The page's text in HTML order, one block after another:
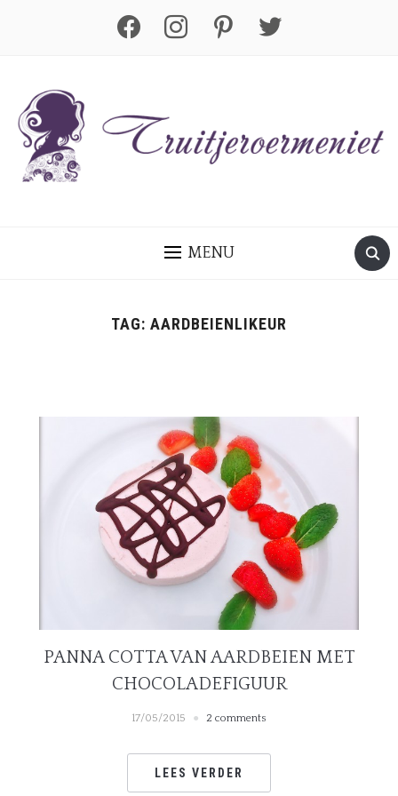
facebook instagram pinterest twitter
MENU
TAG: AARDBEIENLIKEUR
PANNA COTTA VAN AARDBEIEN MET
CHOCOLADEFIGUUR
17/05/2015 2 comments
LEES VERDER